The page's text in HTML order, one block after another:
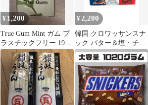
¥ 1,200
True Gum Mint ガム プ
ラスチックフリー 19個
ミント
¥ 2,200
韓国 クロワッサンスナ
ック バター＆塩・チョ
コ味 ２種8袋 セット